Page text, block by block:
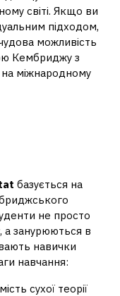
світі. Якщо ви
підходом,
можливість
Кембриджу з
міжнародному
базується на
не просто
а занурюються в
навички
навчання:
сухої теорії